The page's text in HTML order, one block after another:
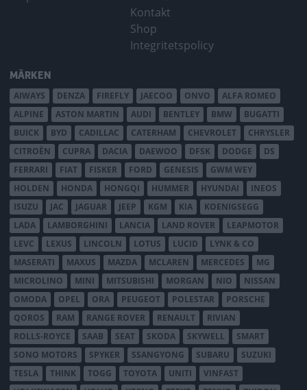
Kontakt
Shop
Integritetspolicy
MÄRKEN
AIWAYS DENZA FIREFLY JAECOO ONVO
ALFA ROMEO
ALPINE
ASTON MARTIN AUDI BENTLEY BMW
BUGATTI
BUICK
BYD CADILLAC CATERHAM CHEVROLET
CHRYSLER
CITROËN
CUPRA DACIA DAEWOO DFSK DODGE
DS
FERRARI
FIAT FISKER FORD GENESIS
GWM WEY
HOLDEN
HONDA HONGQI HUMMER HYUNDAI
INEOS
ISUZU
JAC JAGUAR JEEP KGM KIA
KOENIGSEGG
LADA
LAMBORGHINI LANCIA LAND ROVER
LEAPMOTOR
LEVC
LEXUS LINCOLN LOTUS LUCID
LYNK & CO
MASERATI
MAXUS MAZDA MCLAREN MERCEDES
MG
MICROLINO
MINI MITSUBISHI MORGAN NIO
NISSAN
OMODA
OPEL ORA PEUGEOT POLESTAR
PORSCHE
QOROS
RAM RANGE ROVER RENAULT
RIVIAN
ROLLS-ROYCE
SAAB SEAT SKODA SKYWELL
SMART
SONO MOTORS
SPYKER SSANGYONG SUBARU
SUZUKI
TESLA
THINK TOGG TOYOTA UNITI
VINFAST